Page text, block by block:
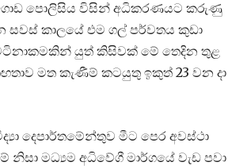
පොලිසිය විසින් අධිකරණයට කරුණු
සවස් කාලයේ එම ගල් පර්වතය කුඩා
යුත් කිසිවක් මේ තෙදින තුළ
මත කැණීම් කටයුතු ඉකුත් 23 වන දා
දෙපාර්තමේන්තුව මීට පෙර අවස්ථා
මධ්‍යම අධිවේගී මාර්ගයේ වැඩ පවා